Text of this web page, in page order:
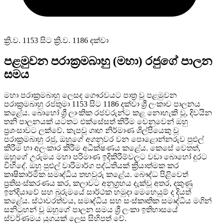
ක්‍රි.ව. 1153 සිට ක්‍රි.ව. 1186 දක්වා
පළමුවන පරාක්‍රමබාහු (මහා) රජුගේ පාලන
සමය
මහා පරාක්‍රමබාහු ලෙසද ගෞරවයට පාත්‍ර වූ පළමුවන
පරාක්‍රමබාහු රජතුමා 1153 සිට 1186 දක්වා ශ්‍රී ලංකාව පාලනය
කළේය. බොහෝ ශ්‍රී ලාංකික රජවරුන්ට කළ නොහැකි වූ, දිවයින
තනි පාලනයක් යටතට එක්සේසත් කිරීම වෙනුවෙන් ඔහු
ප්‍රශංසාවට ලක්වේ. කැපවූ ගෘහ නිර්මාණ ශිල්පියෙකු වූ
පරාක්‍රමබාහු රජු, ඔහුගේ අගනුවර වන පොළොන්නරුව පුළුල්
කිරීම හා අලංකාර කිරීම අධීක්ෂණය කළේය. කෙසේ වෙතත්,
ඔහුගේ උරුමය මහා පරිමාණ ඉදිකිරීම්වලට වඩා බොහෝ දුරට
විහිදේ. ඔහු පුළුල් වාරිමාර්ග පද්ධතියක් ක්‍රියාත්මක කර
කෘෂිකාර්මික සමෘද්ධිය තහවුරු කළේය. බෞද්ධ පිළිවෙත්
ප්‍රතිසංස්කරණය කර, කලාවට අනුග්‍රහය දැක්වූ අතර, දකුණු
ඉන්දියාවේ සහ බුරුමයේ සාර්ථක හමුදා මෙහෙයුම් ද දියත්
කළේය. ස්ථාවරත්වය, සමෘද්ධිය සහ සංස්කෘතික සමෘද්ධිය මගින්
සනිටුහන් වූ ඔහුගේ පාලන සමය ශ්‍රී ලංකා ඉතිහාසයේ
ස්වර්ණමය යුගයක් ලෙස සිහිපත් වේ.